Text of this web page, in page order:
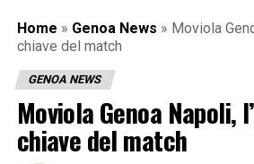
Home » Genoa News » Moviola
chiave del match
GENOA NEWS
Moviola Genoa Napoli,
chiave del match